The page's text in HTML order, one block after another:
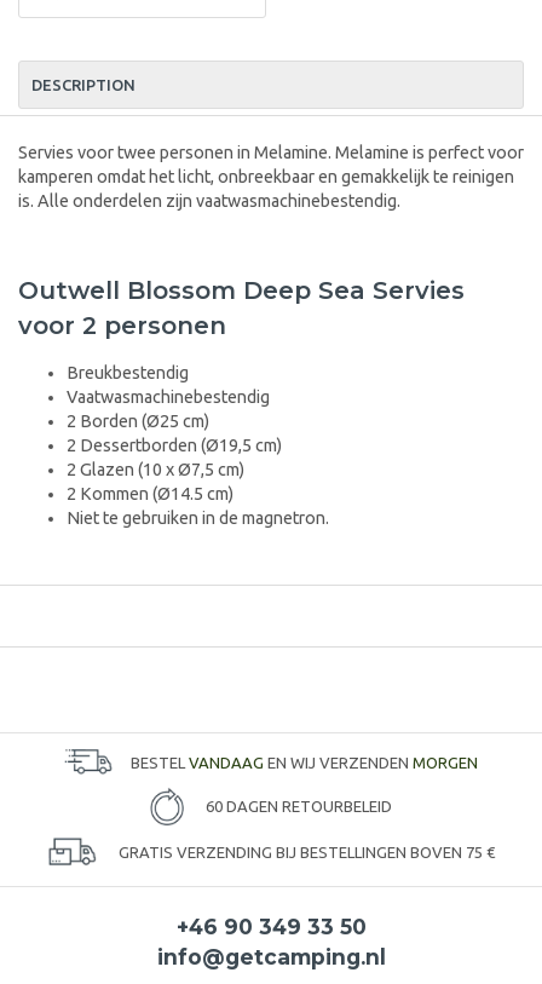
DESCRIPTION
Servies voor twee personen in Melamine. Melamine is perfect voor
kamperen omdat het licht, onbreekbaar en gemakkelijk te reinigen
is. Alle onderdelen zijn vaatwasmachinebestendig.
Outwell Blossom Deep Sea Servies
voor 2 personen
Breukbestendig
Vaatwasmachinebestendig
2 Borden (Ø25 cm)
2 Dessertborden (Ø19,5 cm)
2 Glazen (10 x Ø7,5 cm)
2 Kommen (Ø14.5 cm)
Niet te gebruiken in de magnetron.
BESTEL VANDAAG EN WIJ VERZENDEN MORGEN
60 DAGEN RETOURBELEID
GRATIS VERZENDING BIJ BESTELLINGEN BOVEN 75 €
+46 90 349 33 50
info@getcamping.nl